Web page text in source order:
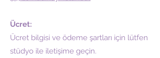
Ücret:
Ücret bilgisi ve ödeme şartları için lütfen
stüdyo ile iletişime geçin.